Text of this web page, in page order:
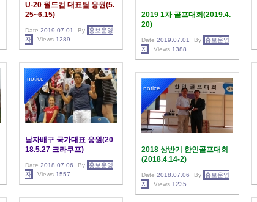
U-20 월드컵 대표팀 응원(5.
25~6.15)
Date 2019.07.01 By
홍보운영
자
Views 1289
2019 1차 골프대회(2019.4.
20)
Date 2019.07.01 By
홍보운영
자
Views 1388
notice
남자배구 국가대표 응원(20
18.5.27 크라쿠프)
Date 2018.07.06 By
홍보운영
자
Views 1557
notice
2018 상반기 한인골프대회
(2018.4.14-2)
Date 2018.07.06 By
홍보운영
자
Views 1235